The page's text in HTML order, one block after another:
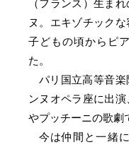
（フランス）生ま
ヌ。エキゾチック
子どもの頃からピ
た。
パリ国立高等音
ンヌオペラ座に出
やプッチーニの歌劇
今は仲間と一緒